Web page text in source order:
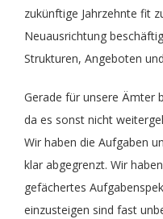
Montagstreff –
Theater
Volleyball Damen
Geschichte vom TVB
Freizeit
Partner, Freunde &
zukünftige Jahrzehnte fit
Neuausrichtung
Strukturen, Angeboten
Gerade für unsere Ämter
da es sonst nicht
Wir haben die Aufgaben
klar abgegrenzt. Wir
gefächertes
einzusteigen sind fast